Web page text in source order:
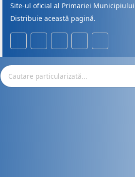
Site-ul oficial al Primariei
Distribuie această pagină.